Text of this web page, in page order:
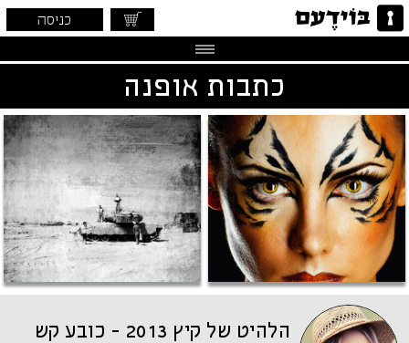
כניסה
כתבות אופנה
הלהיט של קיץ 2013 - כובע קש